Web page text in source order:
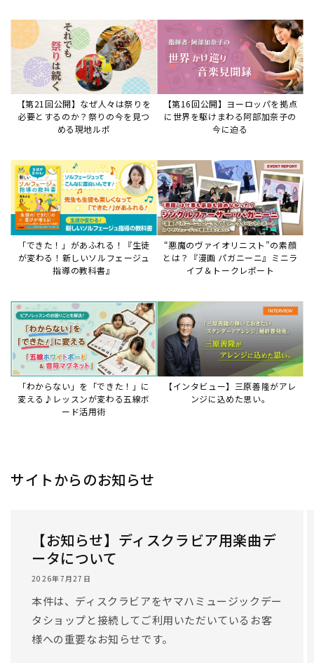
【第21回公開】なぜ人々は祭りを
必要とするのか？祭りの今を見つ
める現地ルポ
【第16回公開】ヨーロッパを拠点
に世界を駆けまわる阿部加奈子の
今に迫る
「できた！」があふれる！『生徒
が変わる！新しいソルフェージュ
指導の教科書』
“悪魔のヴァイオリニスト”の素顔
とは？『漫画 パガニーニ』ミニラ
イブ＆トークレポート
「わからない」を「できた！」に
変える♪レッスンが変わる五線ボ
ード活用術
【インタビュー】三原善隆がアレ
ンジに込めた思い。
サイトからのお知らせ
【お知らせ】ディスクラビア用楽曲デ
ータについて
2026年7月27日
本件は、ディスクラビアをヤマハミュージックデー
タショップと接続してご利用いただいているお客
様への重要なお知らせです。